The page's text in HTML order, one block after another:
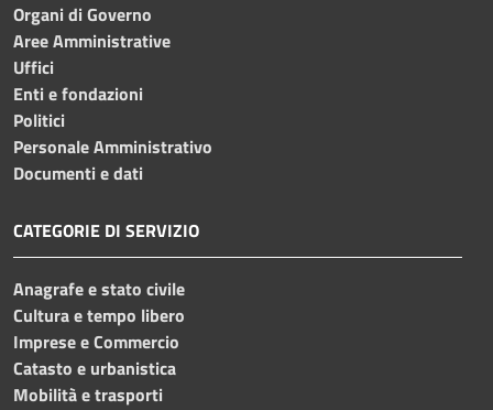
Organi di Governo
Aree Amministrative
Uffici
Enti e fondazioni
Politici
Personale Amministrativo
Documenti e dati
CATEGORIE DI SERVIZIO
Anagrafe e stato civile
Cultura e tempo libero
Imprese e Commercio
Catasto e urbanistica
Mobilità e trasporti